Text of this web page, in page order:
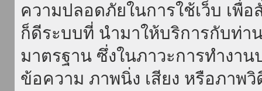
ความปลอดภัยในการใช้เว็บ เพื่
ก็ดีระบบที่ นำมาให้บริการกับท่
มาตรฐาน ซึ่งในภาวะการทำงา
ข้อความ ภาพนิ่ง เสียง หรือภาพ